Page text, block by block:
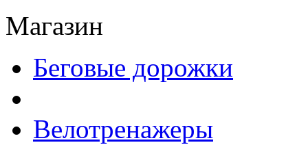
Магазин
Беговые дорожки
Велотренажеры